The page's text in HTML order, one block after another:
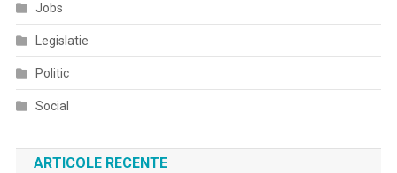
Jobs
Legislatie
Politic
Social
ARTICOLE RECENTE